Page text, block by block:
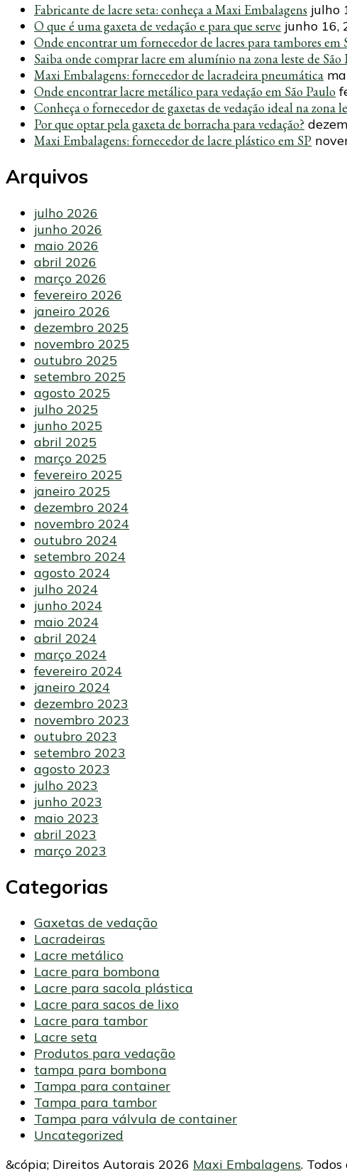
Fabricante de lacre seta: conheça a Maxi Embalagens julho
O que é uma gaxeta de vedação e para que serve junho 16,
Onde encontrar um fornecedor de lacres para tambores em
Saiba onde comprar lacre em alumínio na zona leste de São
Maxi Embalagens: fornecedor de lacradeira pneumática
Onde encontrar lacre metálico para vedação em São Paulo
Conheça o fornecedor de gaxetas de vedação ideal na zona
Por que optar pela gaxeta de borracha para vedação?
Maxi Embalagens: fornecedor de lacre plástico em SP
Arquivos
julho 2026
junho 2026
maio 2026
abril 2026
março 2026
fevereiro 2026
janeiro 2026
dezembro 2025
novembro 2025
outubro 2025
setembro 2025
agosto 2025
julho 2025
junho 2025
abril 2025
março 2025
fevereiro 2025
janeiro 2025
dezembro 2024
novembro 2024
outubro 2024
setembro 2024
agosto 2024
julho 2024
junho 2024
maio 2024
abril 2024
março 2024
fevereiro 2024
janeiro 2024
dezembro 2023
novembro 2023
outubro 2023
setembro 2023
agosto 2023
julho 2023
junho 2023
maio 2023
abril 2023
março 2023
Categorias
Gaxetas de vedação
Lacradeiras
Lacre metálico
Lacre para bombona
Lacre para sacola plástica
Lacre para sacos de lixo
Lacre para tambor
Lacre seta
Produtos para vedação
tampa para bombona
Tampa para container
Tampa para tambor
Tampa para válvula de container
Uncategorized
&cópia; Direitos Autorais 2026 Maxi Embalagens.